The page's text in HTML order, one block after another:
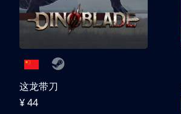
这龙带刀
¥ 44